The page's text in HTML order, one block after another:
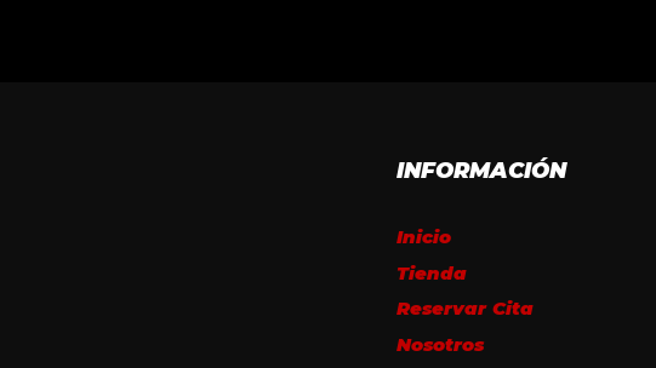
INFORMACIÓN
Inicio
Tienda
Reservar Cita
Nosotros